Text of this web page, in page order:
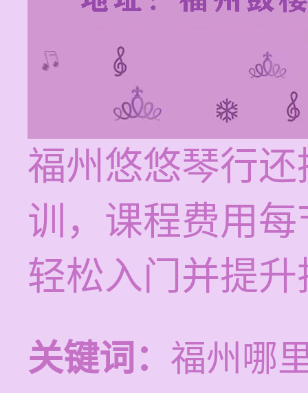
福州悠悠琴行
训，课程费用
轻松入门并提
关键词： 福州哪